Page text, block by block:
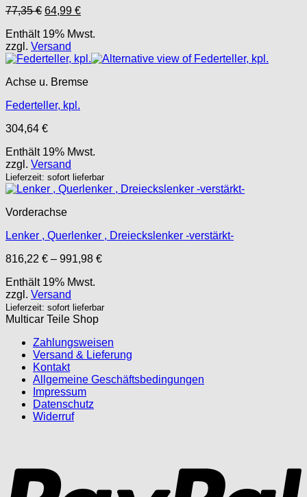
77,35€ Ursprünglicher
war:
77,35 €
64,99 €Aktueller
ist:
Enthält 19% Mwst.
zzgl. Versand
Achse u. Bremse
Federteller, kpl.
304,64 €
Enthält 19% Mwst.
zzgl. Versand
Lieferzeit: sofort lieferbar
Vorderachse
Lenker , Querlenker , Dreieckslenker -verstärkt-
816,22 € – 991,98 €Preisspanne:
Enthält 19% Mwst.
zzgl. Versand
Lieferzeit: sofort lieferbar
Multicar Teile Shop
Zahlungsweisen
Versand & Lieferung
Kontakt
Allgemeine Geschäftsbedingungen
Impressum
Datenschutz
Widerruf